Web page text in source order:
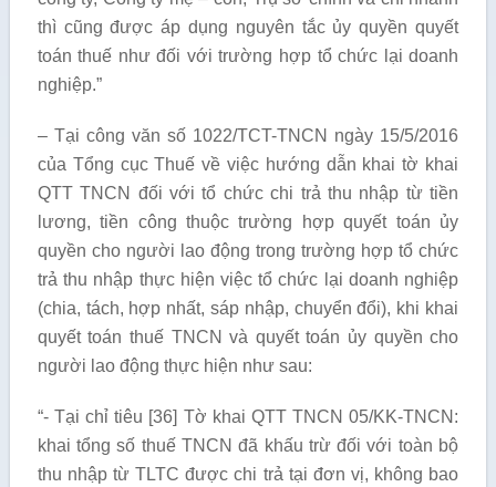
thì cũng được áp dụng nguyên tắc ủy quyền quyết
toán thuế như đối với trường hợp tổ chức lại doanh
nghiệp.”
– Tại công văn số 1022/TCT-TNCN ngày 15/5/2016
của Tổng cục Thuế về việc hướng dẫn khai tờ khai
QTT TNCN đối với tổ chức chi trả thu nhập từ tiền
lương, tiền công thuộc trường hợp quyết toán ủy
quyền cho người lao động trong trường hợp tổ chức
trả thu nhập thực hiện việc tổ chức lại doanh nghiệp
(chia, tách, hợp nhất, sáp nhập, chuyển đổi), khi khai
quyết toán thuế TNCN và quyết toán ủy quyền cho
người lao động thực hiện như sau:
“- Tại chỉ tiêu [36] Tờ khai QTT TNCN 05/KK-TNCN:
khai tổng số thuế TNCN đã khấu trừ đối với toàn bộ
thu nhập từ TLTC được chi trả tại đơn vị, không bao